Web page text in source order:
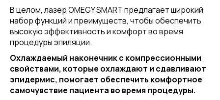
В целом, лазер OMEGY SMART предлагает широкий
набор функций и преимуществ, чтобы обеспечить
высокую эффективность и комфорт во время
процедуры эпиляции.
Охлаждаемый наконечник с компрессионными
свойствами, которые охлаждают и сдавливают
эпидермис, помогает обеспечить комфортное
самочувствие пациента во время процедуры.